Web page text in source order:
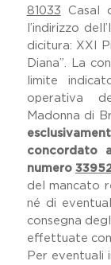
81033 Casal
l’indirizzo
dicitura: XXI
Diana”. La
limite
operativa
Madonna di
concordato
numero
del mancato
né di
consegna
effettuate
Per eventuali